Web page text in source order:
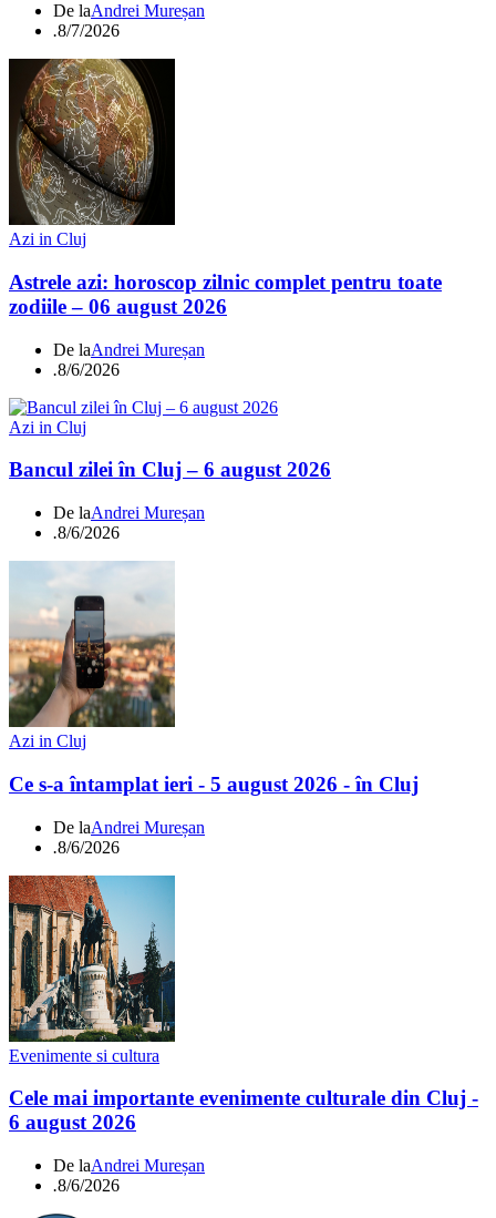
De laAndrei Mureșan
.8/7/2026
Azi in Cluj
Astrele azi: horoscop zilnic complet pentru toate
zodiile – 06 august 2026
De laAndrei Mureșan
.8/6/2026
Azi in Cluj
Bancul zilei în Cluj – 6 august 2026
De laAndrei Mureșan
.8/6/2026
Azi in Cluj
Ce s-a întamplat ieri - 5 august 2026 - în Cluj
De laAndrei Mureșan
.8/6/2026
Evenimente si cultura
Cele mai importante evenimente culturale din Cluj -
6 august 2026
De laAndrei Mureșan
.8/6/2026